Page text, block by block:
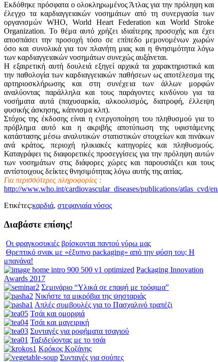
Eκδόθηκε πρόσφατα ο ολοκληρωμένος Άτλας για την πρόληψη και
έλεγχο τα καρδιαγγειακών νοσημάτων από τη συνεργασία των
οργανισμών WHO, World Heart Federation και World Stroke
Organization. Το θέμα αυτό χρήζει ιδιαίτερης προσοχής και έχει
αποσπάσει την προσοχή τόσο σε επίπεδο μεμονομένων χωρών
όσο και συνολικά για τον πλανήτη μιας και η θνησιμότητα λόγω
των καρδιαγγειακών νοσημάτων συνεχώς αυξάνεται.
Η εξαιρετική αυτή δουλειά εξηγεί αρχικά τα χαρακτηριστικά και
την παθολογία των καρδιαγγειακών παθήσεων ως αποτέλεσμα της
αρτηριοσκλήρωσης και στη συνέχεια των άλλων μορφών
αναλύοντας παράλληλα και τους παράγοντες κινδύνου για τα
νοσήματα αυτά (παχυσαρκία, αλκοολισμός, διατροφή, έλλειψη
φυσικής άσκησης, κάπνισμα κλπ).
Στόχος της έκδοσης είναι η ενεργοποίηση του πληθυσμού για το
πρόβλημα αυτό και η ακριβής αποτύπωση της υφιστάμενης
κατάστασης μέσω αναλυτικών στατιστικών στοιχείων και πινάκων
ανά κράτος, περιοχή ηλικιακές κατηγορίες και πληθυσμούς.
Καταγράφει τις διαφορετικές προσεγγίσεις για την πρόληψη αυτών
των νοσημάτων στις διάφορες χώρες και παρουσιάζει και τους
αντίστοιχους δείκτες θνησιμότητας λόγω αυτής της αιτίας.
Για περισσότερες πληροφορίες :
http://www.who.int/cardiovascular_diseases/publications/atlas_cvd/
Ετικέτες:καρδιά, στεφανιαία νόσος
Διαβάστε επίσης!
Οι φραγκοσυκιές βρίσκονται παντού γύρω μας
Θρεπτικό σνακ με «έξυπνο packaging» από την φύση του; Η
μπανάνα!
Packaging Innovation
Awards 2017
Σεμινάριο “Υλικά σε επαφή με τρόφιμα”
Νικήστε τα μικρόβια της ψησταριάς
Απλές συμβουλές για το Πασχαλινό τραπέζι
Τσάι και ομορφιά
Τσάι και μαγειρική
Συνταγές για ροφήματα τσαγιού
Ταξιδεύοντας με το τσάι
Κρόκος Κοζάνης
Συνταγές για σούπες